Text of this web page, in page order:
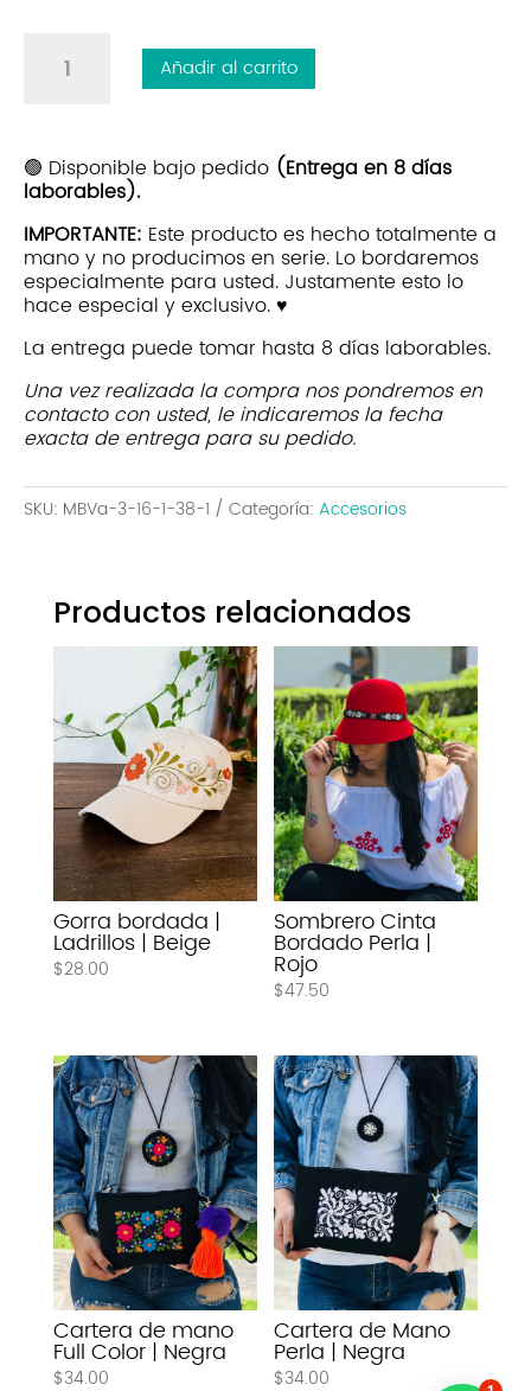
Bordada
Beige
cantidad
Añadir al carrito
🟢 Disponible bajo pedido (Entrega en 8 días
laborables).
IMPORTANTE: Este producto es hecho totalmente a
mano y no producimos en serie. Lo bordaremos
especialmente para usted. Justamente esto lo
hace especial y exclusivo. ♥
La entrega puede tomar hasta 8 días laborables.
Una vez realizada la compra nos pondremos en
contacto con usted, le indicaremos la fecha
exacta de entrega para su pedido.
SKU: MBVa-3-16-1-38-1 Categoría: Accesorios
Productos relacionados
Gorra bordada |
Ladrillos | Beige
$28.00
Sombrero Cinta
Bordado Perla |
Rojo
$47.50
Cartera de mano
Full Color | Negra
$34.00
Cartera de Mano
Perla | Negra
$34.00